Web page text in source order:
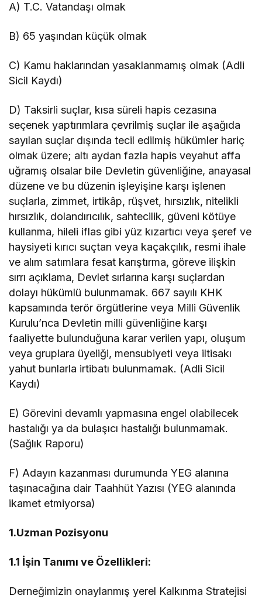
A) T.C. Vatandaşı olmak
B) 65 yaşından küçük olmak
C) Kamu haklarından yasaklanmamış olmak (Adli
Sicil Kaydı)
D) Taksirli suçlar, kısa süreli hapis cezasına
seçenek yaptırımlara çevrilmiş suçlar ile aşağıda
sayılan suçlar dışında tecil edilmiş hükümler hariç
olmak üzere; altı aydan fazla hapis veyahut affa
uğramış olsalar bile Devletin güvenliğine, anayasal
düzene ve bu düzenin işleyişine karşı işlenen
suçlarla, zimmet, irtikâp, rüşvet, hırsızlık, nitelikli
hırsızlık, dolandırıcılık, sahtecilik, güveni kötüye
kullanma, hileli iflas gibi yüz kızartıcı veya şeref ve
haysiyeti kırıcı suçtan veya kaçakçılık, resmi ihale
ve alım satımlara fesat karıştırma, göreve ilişkin
sırrı açıklama, Devlet sırlarına karşı suçlardan
dolayı hükümlü bulunmamak. 667 sayılı KHK
kapsamında terör örgütlerine veya Milli Güvenlik
Kurulu’nca Devletin milli güvenliğine karşı
faaliyette bulunduğuna karar verilen yapı, oluşum
veya gruplara üyeliği, mensubiyeti veya iltisakı
yahut bunlarla irtibatı bulunmamak. (Adli Sicil
Kaydı)
E) Görevini devamlı yapmasına engel olabilecek
hastalığı ya da bulaşıcı hastalığı bulunmamak.
(Sağlık Raporu)
F) Adayın kazanması durumunda YEG alanına
taşınacağına dair Taahhüt Yazısı (YEG alanında
ikamet etmiyorsa)
1.Uzman Pozisyonu
1.1 İşin Tanımı ve Özellikleri:
Derneğimizin onaylanmış yerel Kalkınma Stratejisi